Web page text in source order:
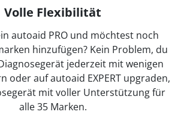
Volle Flexibilität
autoaid PRO und möchtest noch
hinzufügen? Kein Problem, du
jederzeit mit wenigen
oder auf autoaid EXPERT upgraden,
mit voller Unterstützung für
alle 35 Marken.